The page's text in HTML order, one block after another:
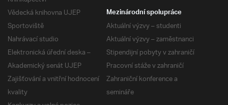
Vědecká knihovna UJEP
Sportoviště
Nahrávací studio
Elektronická úřední deska –
Akademický senát UJEP
Zajišťování a vnitřní hodnocení
kvality
Mezinárodní spolupráce
Aktuální výzvy – studenti
Aktuální výzvy – zaměstnanci
Stipendijní pobyty v zahraničí
Pracovní stáže v zahraničí
Zahraniční konference a
semináře